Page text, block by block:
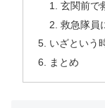
玄関前で
救急隊員
いざという
まとめ